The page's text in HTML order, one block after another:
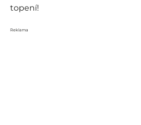
topení!
Reklama